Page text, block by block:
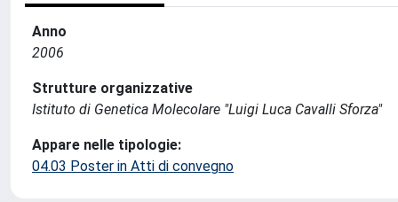
Anno
2006
Strutture organizzative
Istituto di Genetica Molecolare "Luigi Luca Cavalli Sforza"
Appare nelle tipologie:
04.03 Poster in Atti di convegno